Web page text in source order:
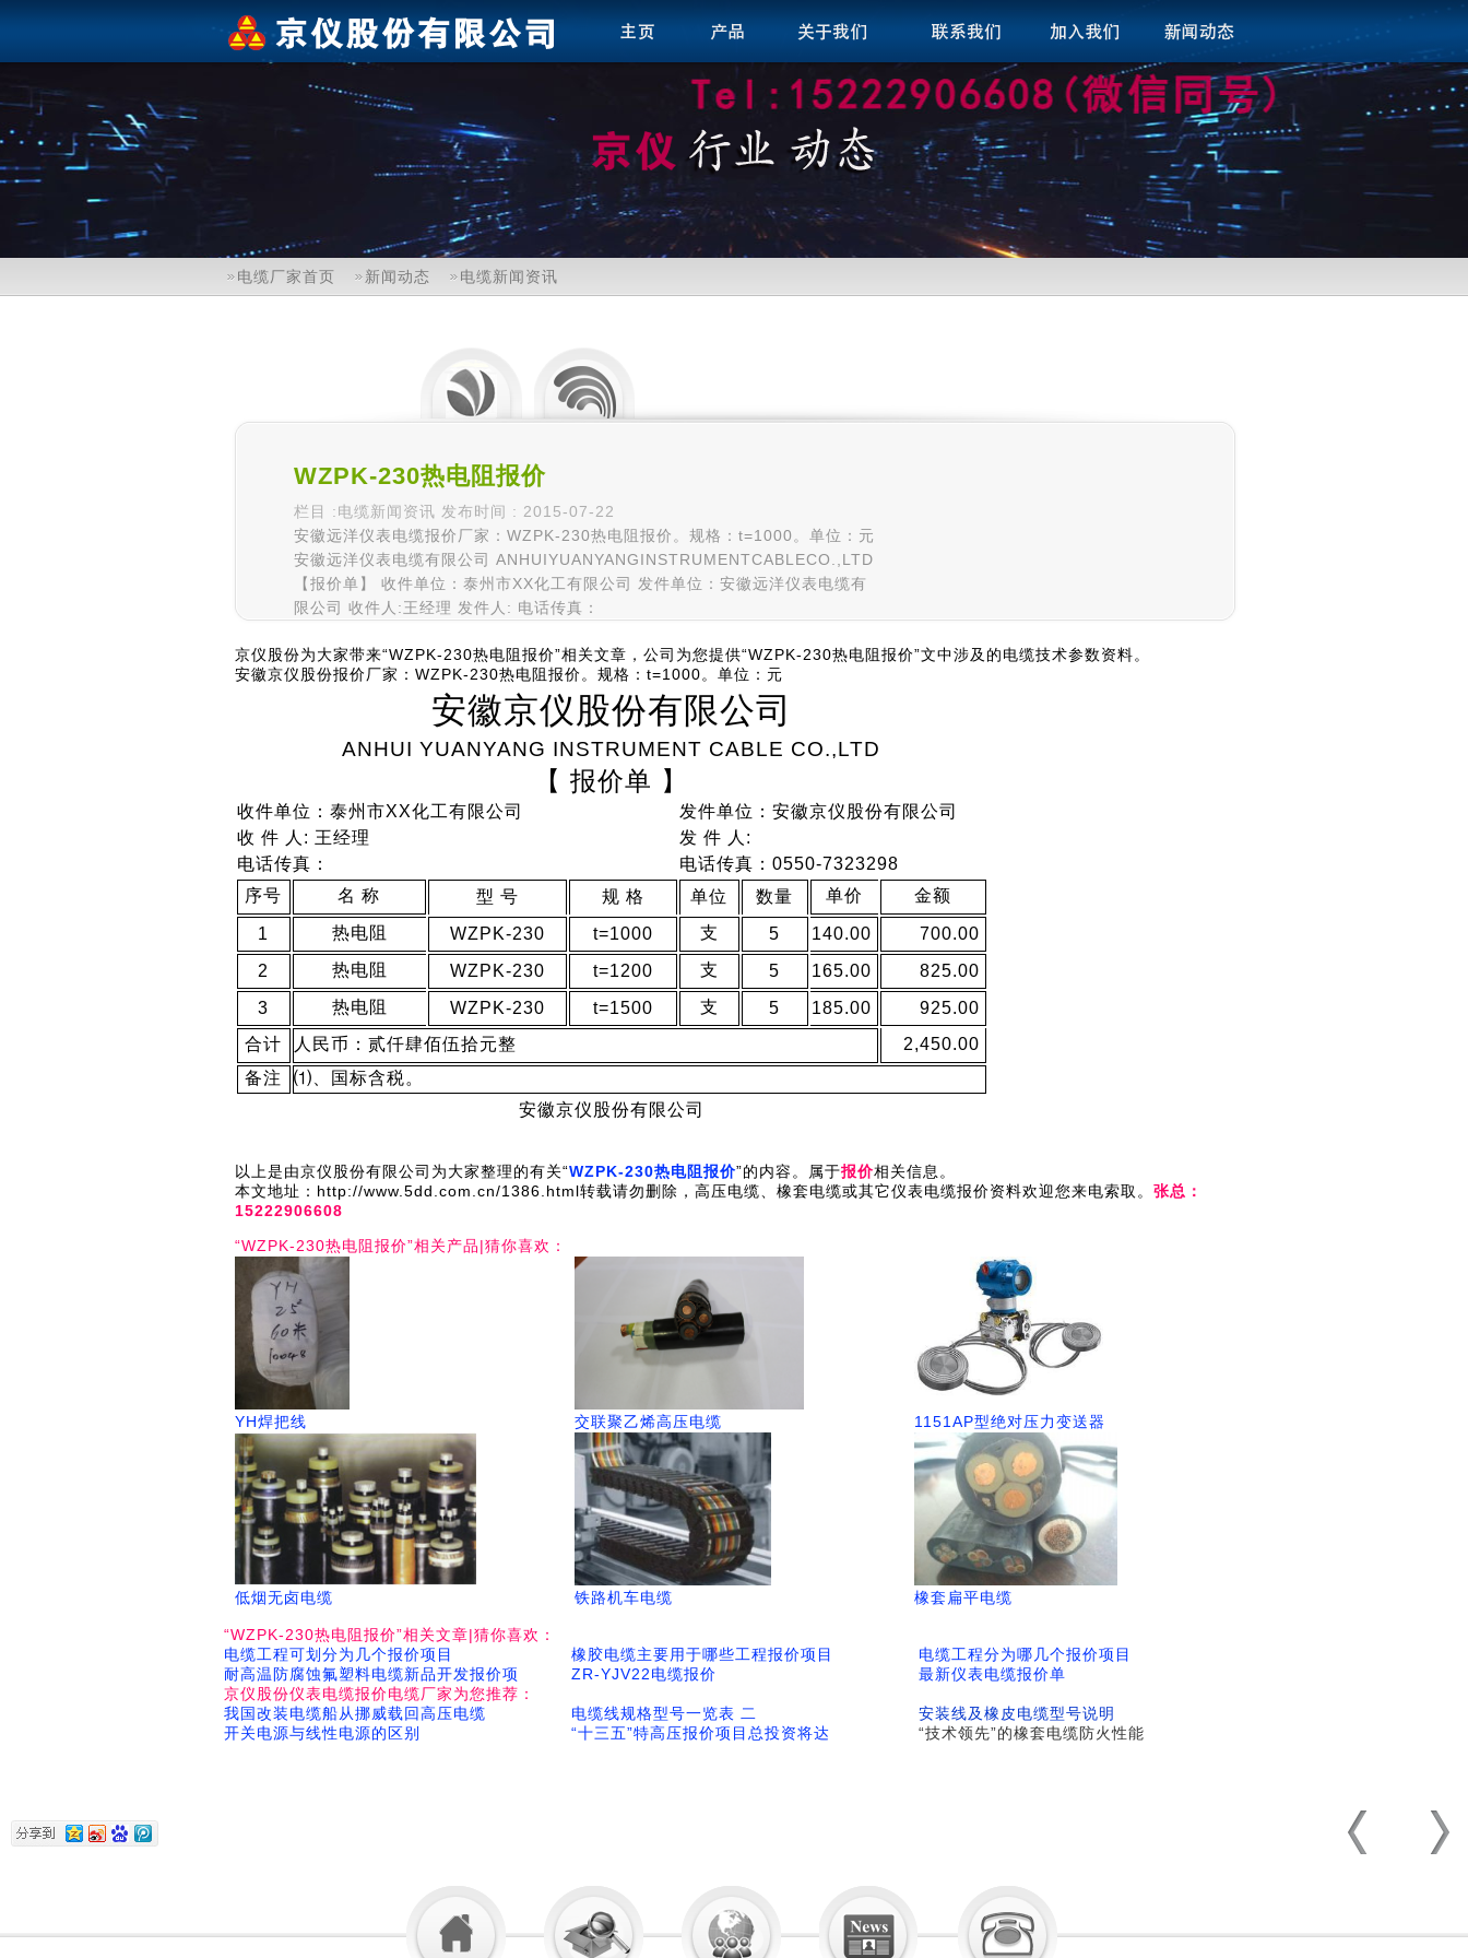
电缆厂家首页 新闻动态 电缆新闻资讯
WZPK-230热电阻报价
栏目 :电缆新闻资讯 发布时间 : 2015-07-22
安徽远洋仪表电缆报价厂家：WZPK-230热电阻报价。规格：t=1000。单位：元
安徽远洋仪表电缆有限公司 ANHUIYUANYANGINSTRUMENTCABLECO.,LTD
【报价单】 收件单位：泰州市XX化工有限公司 发件单位：安徽远洋仪表电缆有
限公司 收件人:王经理 发件人: 电话传真：
京仪股份为大家带来“WZPK-230热电阻报价”相关文章，公司为您提供“WZPK-230热电阻报价”文中涉及的电缆技术参数资料。
安徽京仪股份报价厂家：WZPK-230热电阻报价。规格：t=1000。单位：元
安徽京仪股份有限公司
ANHUI YUANYANG INSTRUMENT CABLE CO.,LTD
【 报价单 】
收件单位：泰州市XX化工有限公司
发件单位：安徽京仪股份有限公司
收 件 人: 王经理
发 件 人:
电话传真：
电话传真：0550-7323298
序号
名 称 型 号 规 格 单位 数量 单价 金额
1 热电阻 WZPK-230 t=1000 支 5 140.00
700.00
2
热电阻 WZPK-230 t=1200 支 5 165.00
825.00
3
热电阻 WZPK-230 t=1500 支 5 185.00
925.00
合计
人民币：贰仟肆佰伍拾元整
2,450.00
备注
⑴、国标含税。
安徽京仪股份有限公司
以上是由京仪股份有限公司为大家整理的有关“WZPK-230热电阻报价”的内容。属于报价相关信息。
本文地址：http://www.5dd.com.cn/1386.html转载请勿删除，高压电缆、橡套电缆或其它仪表电缆报价资料欢迎您来电索取。 张总：
15222906608
“WZPK-230热电阻报价”相关产品|猜你喜欢：
YH焊把线 交联聚乙烯高压电缆 1151AP型绝对压力变送器
低烟无卤电缆 铁路机车电缆 橡套扁平电缆
“WZPK-230热电阻报价”相关文章|猜你喜欢：
电缆工程可划分为几个报价项目
橡胶电缆主要用于哪些工程报价项目
电缆工程分为哪几个报价项目
耐高温防腐蚀氟塑料电缆新品开发报价项
ZR-YJV22电缆报价
最新仪表电缆报价单
京仪股份仪表电缆报价电缆厂家为您推荐：
我国改装电缆船从挪威载回高压电缆
电缆线规格型号一览表 二
安装线及橡皮电缆型号说明
开关电源与线性电源的区别
“十三五”特高压报价项目总投资将达 “技术领先”的橡套电缆防火性能